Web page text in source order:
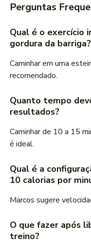
Perguntas
Qual é o exercício
gordura da barriga?
Caminhar em uma
recomendado.
Quanto tempo
resultados?
Caminhar de 10 a 15
é ideal.
Qual é a
10 calorias por
Marcos sugere
O que fazer após
treino?